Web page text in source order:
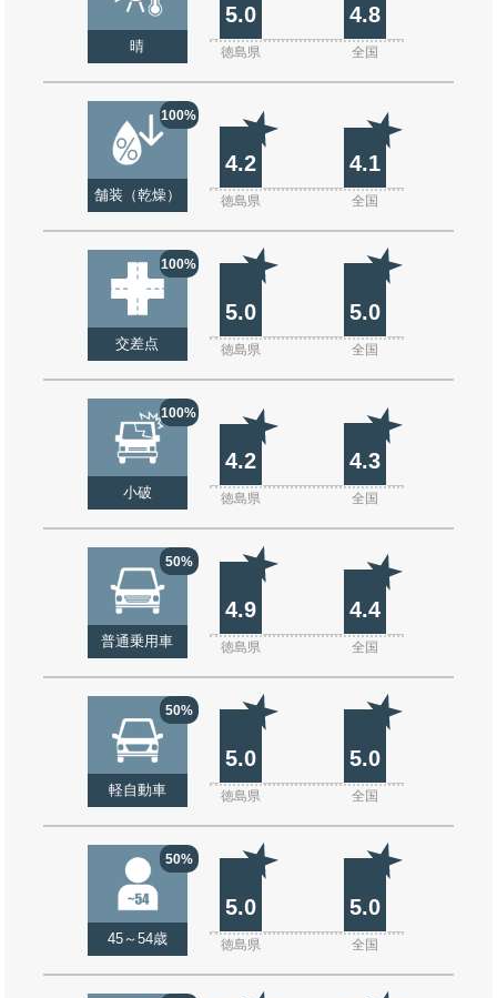
晴
5.0 4.8
徳島県 全国
100%
舗装（乾燥）
4.2 4.1
徳島県 全国
100%
交差点
5.0 5.0
徳島県 全国
100%
小破
4.2 4.3
徳島県 全国
50%
普通乗用車
4.9 4.4
徳島県 全国
50%
軽自動車
5.0 5.0
徳島県 全国
50%
45～54歳
5.0 5.0
徳島県 全国